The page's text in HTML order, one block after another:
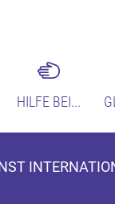
HILFE BEI...